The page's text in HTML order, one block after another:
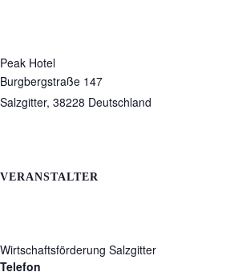
Peak Hotel
Burgbergstraße 147
Salzgitter, 38228 Deutschland
VERANSTALTER
Wirtschaftsförderung Salzgitter
Telefon